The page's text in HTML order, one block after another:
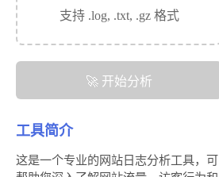
支持 .log, .txt, .gz 格式
🚀 开始分析
工具简介
这是一个专业的网站日志分析工具，可